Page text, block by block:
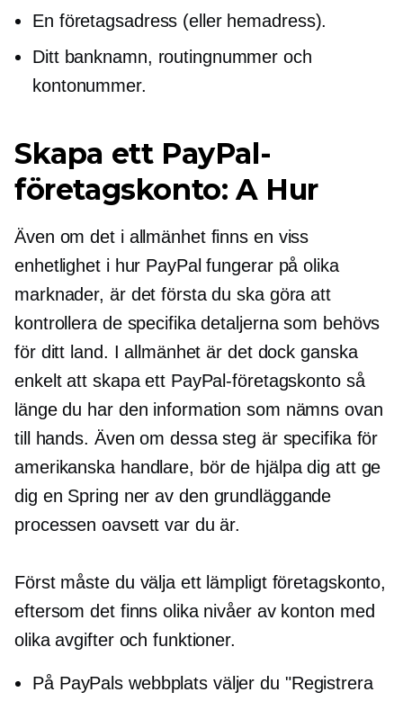
En företagsadress (eller hemadress).
Ditt banknamn, routingnummer och
kontonummer.
Skapa ett PayPal-
företagskonto: A Hur
Även om det i allmänhet finns en viss
enhetlighet i hur PayPal fungerar på olika
marknader, är det första du ska göra att
kontrollera de specifika detaljerna som behövs
för ditt land. I allmänhet är det dock ganska
enkelt att skapa ett PayPal-företagskonto så
länge du har den information som nämns ovan
till hands. Även om dessa steg är specifika för
amerikanska handlare, bör de hjälpa dig att ge
dig en Spring ner av den grundläggande
processen oavsett var du är.
Först måste du välja ett lämpligt företagskonto,
eftersom det finns olika nivåer av konton med
olika avgifter och funktioner.
På PayPals webbplats väljer du "Registrera